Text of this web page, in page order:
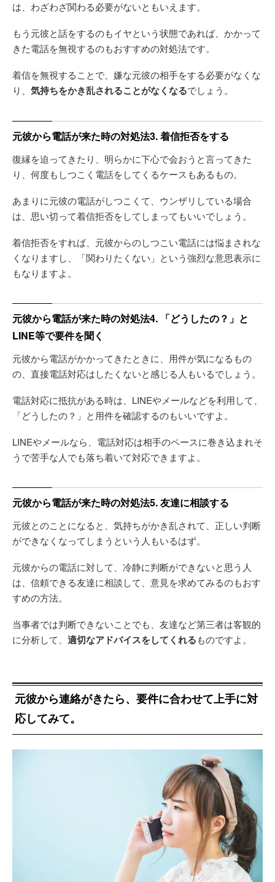
は、わざわざ関わる必要がないともいえます。
もう元彼と話をするのもイヤという状態であれば、かかって
きた電話を無視するのもおすすめの対処法です。
着信を無視することで、嫌な元彼の相手をする必要がなくな
り、 気持ちをかき乱されることがなくなるでしょう。
元彼から電話が来た時の対処法3. 着信拒否をする
復縁を迫ってきたり、明らかに下心で会おうと言ってきた
り、何度もしつこく電話をしてくるケースもあるもの。
あまりに元彼の電話がしつこくて、ウンザリしている場合
は、思い切って着信拒否をしてしまってもいいでしょう。
着信拒否をすれば、元彼からのしつこい電話には悩まされな
くなりますし、「関わりたくない」という強烈な意思表示に
もなりますよ。
元彼から電話が来た時の対処法4. 「どうしたの？」と
LINE等で要件を聞く
元彼から電話がかかってきたときに、用件が気になるもの
の、直接電話対応はしたくないと感じる人もいるでしょう。
電話対応に抵抗がある時は、LINEやメールなどを利用して、
「どうしたの？」と用件を確認するのもいいですよ。
LINEやメールなら、電話対応は相手のペースに巻き込まれそ
うで苦手な人でも落ち着いて対応できますよ。
元彼から電話が来た時の対処法5. 友達に相談する
元彼とのことになると、気持ちがかき乱されて、正しい判断
ができなくなってしまうという人もいるはず。
元彼からの電話に対して、冷静に判断ができないと思う人
は、信頼できる友達に相談して、意見を求めてみるのもおす
すめの方法。
当事者では判断できないことでも、友達など第三者は客観的
に分析して、 適切なアドバイスをしてくれるものですよ。
元彼から連絡がきたら、要件に合わせて上手に対
応してみて。